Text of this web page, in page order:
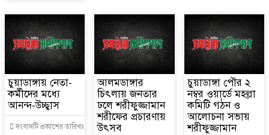
চুয়াডাঙ্গায় নেতা-
কর্মীদের মধ্যে
আনন্দ-উচ্ছ্বাস
সংবাদটি প্রকাশের তারিখঃ
আলমডাঙ্গার
চিৎলায় জনতার
ঢলে শরীফুজ্জামান
শরীফের প্রচারণায়
উৎসব
চুয়াডাঙ্গা পৌর ২
নম্বর ওয়ার্ডে মহল্লা
কমিটি গঠন ও
আলোচনা সভায়
শরীফুজ্জামান